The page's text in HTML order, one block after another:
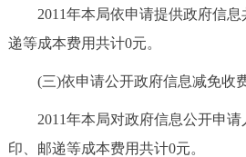
2011年本局依申请提供政府信息
递等成本费用共计0元。
(三)依申请公开政府信息减免收
2011年本局对政府信息公开申请
印、邮递等成本费用共计0元。